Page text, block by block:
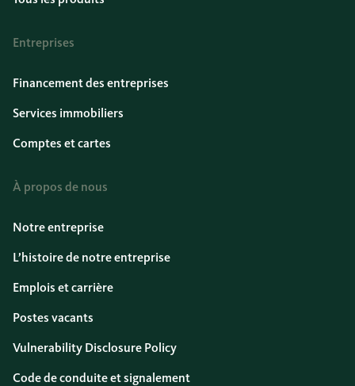
Entreprises
Financement des entreprises
Services immobiliers
Comptes et cartes
À propos de nous
Notre entreprise
L’histoire de notre entreprise
Emplois et carrière
Postes vacants
Vulnerability Disclosure Policy
Code de conduite et signalement